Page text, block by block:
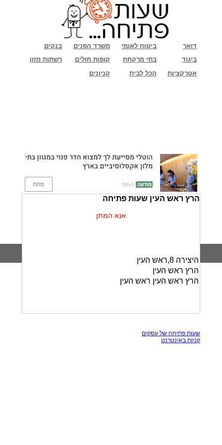
בנקים משרד הפנים ביטוח לאומי
דואר
רשתות מזון
קופות חולים בתי מרקחת
ביגוד
קניונים
הכל לבית אטרקציות
הרץ ראש העין שעות פתיחה
אנא המתן
היצירה 8,ראש העין
הרץ ראש העין
הרץ ראש העין ראש העין
שעות פתיחה של עסקים
קניות באינטרנט